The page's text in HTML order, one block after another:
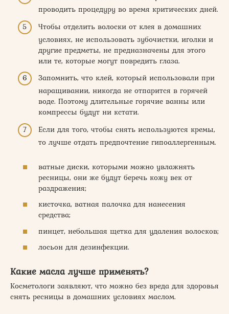
проводить процедуру во время критических дней.
Чтобы отделить волоски от клея в домашних
условиях, не использовать зубочистки, иголки и
другие предметы, не предназначены для этого
или те, которые могут повредить глаза.
Запомнить, что клей, который использовали при
наращивании, никогда не отпарится в горячей
воде. Поэтому длительные горячие ванны или
компрессы будут ни кстати.
Если для того, чтобы снять используются кремы,
то лучше отдать предпочтение гипоаллергенным.
ватные диски, которыми можно увлажнять
ресницы, они же будут беречь кожу век от
раздражения;
кисточка, ватная палочка для нанесения
средства;
пинцет, небольшая щетка для удаления волосков;
лосьон для дезинфекции.
Какие масла лучше применять?
Косметологи заявляют, что можно без вреда для здоровья
снять ресницы в домашних условиях маслом.